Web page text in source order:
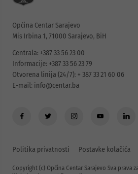
Općina Centar Sarajevo
Mis Irbina 1, 71000 Sarajevo, BiH
Centrala: +387 33 56 23 00
Informacije: +387 33 56 23 79
Otvorena linija (24/7): + 387 33 21 60 06
E-mail: info@centar.ba
Politika privatnosti Postavke kolačića
Copyright (c) Općina Centar Sarajevo Sva prava